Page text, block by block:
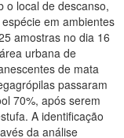
o local de descanso,
em ambientes
amostras no dia 16
urbana de
de mata
passaram
70%, após serem
A identificação
da análise